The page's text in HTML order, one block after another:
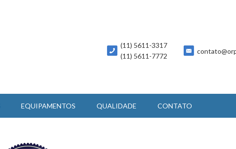
(11) 5611-3317
(11) 5611-7772
EQUIPAMENTOS QUALIDADE CONTATO